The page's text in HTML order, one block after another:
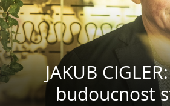
JAKUB
budoucnost